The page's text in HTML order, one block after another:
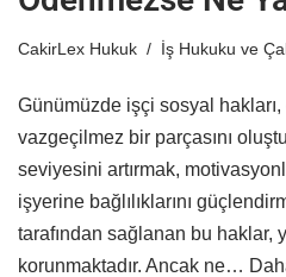
CakirLex Hukuk İş Hukuku ve
Günümüzde işçi sosyal hakları,
vazgeçilmez bir parçasını
seviyesini artırmak,
işyerine bağlılıklarını
tarafından sağlanan bu haklar,
korunmaktadır. Ancak ne…